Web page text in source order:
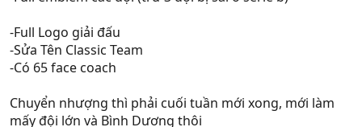
-Full Logo giải đấu
-Sửa Tên Classic Team
-Có 65 face coach
Chuyển nhượng thì phải cuối tuần mới xong, mới làm
mấy đội lớn và Bình Dương thôi